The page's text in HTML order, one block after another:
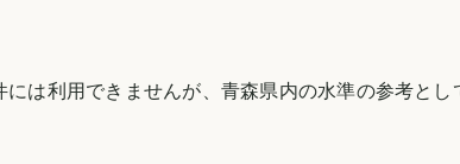
には利用できませんが、 青森県内の水準の参考とし